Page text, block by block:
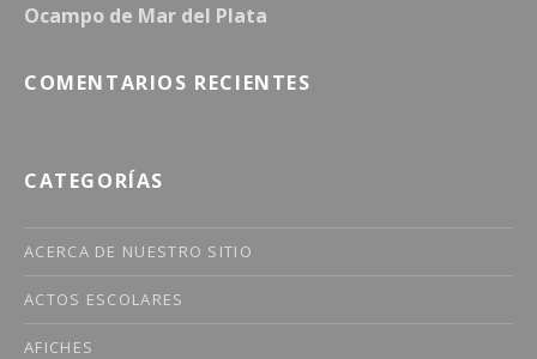
Ocampo de Mar del Plata
COMENTARIOS RECIENTES
CATEGORÍAS
ACERCA DE NUESTRO SITIO
ACTOS ESCOLARES
AFICHES